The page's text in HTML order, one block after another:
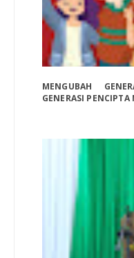
MENGUBAH
GENERASI PENCIPTA